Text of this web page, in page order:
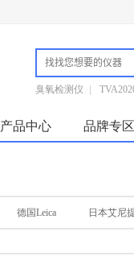
臭氧检测仪
产品中心 品牌专区
德国Leica 日本艾尼